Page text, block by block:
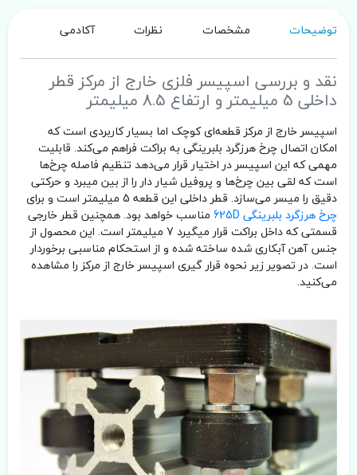
توضیحات مشخصات نظرات آکادمی
نقد و بررسی اسپیسر فلزی خارج از مرکز قطر
داخلی 5 میلیمتر و ارتفاع 8.5 میلیمتر
اسپیسر خارج از مرکز قطعه‌ای کوچک اما بسیار کاربردی است که
امکان اتصال چرخ هرزگرد بلبرینگی به براکت فراهم می‌کند. قابلیت
مهمی که این اسپیسر در اختیار قرار می‌دهد تنظیم فاصله چرخ‌ها
است که لقی بین چرخ‌ها و پروفیل شیار دار را از بین میبرد و حرکتی
دقیق را میسر می‌سازد. قطر داخلی این قطعه 5 میلیمتر است و برای
چرخ هرزگرد بلبرینگی 625D
مناسب خواهد بود. همچنین قطر خارجی
قسمتی که داخل براکت قرار میگیرد 7 میلیمتر است. این محصول از
جنس آهن آبکاری شده ساخته شده و از استحکام مناسبی برخوردار
است. در تصویر زیر نحوه قرار گیری اسپیسر خارج از مرکز را مشاهده
می‌کنید.